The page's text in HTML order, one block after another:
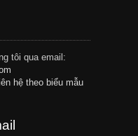
tôi qua email:
hệ theo biểu mẫu